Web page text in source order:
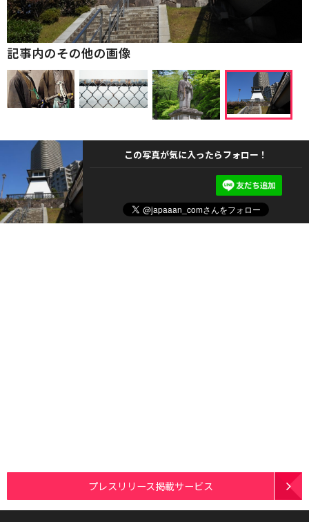
記事内のその他の画像
この写真が気に入ったらフォロー！
プレスリリース掲載サービス